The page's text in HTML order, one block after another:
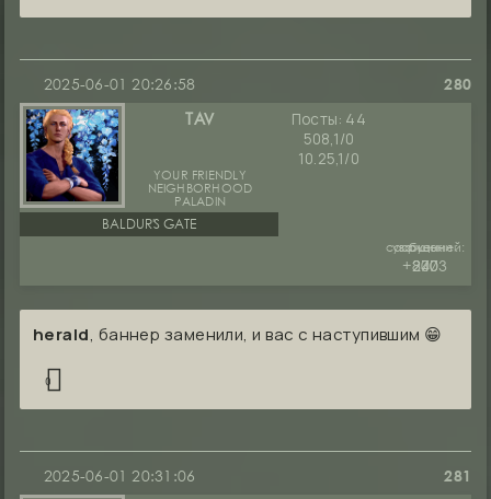
280
2025-06-01 20:26:58
TAV
YOUR FRIENDLY
NEIGHBORHOOD
PALADIN
BALDUR'S GATE
руны:
240
сообщений:
877
уважение:
+2003
Посты: 44
508,1/0
10.25,1/0
herald, баннер заменили, и вас с наступившим 😁
0
281
2025-06-01 20:31:06